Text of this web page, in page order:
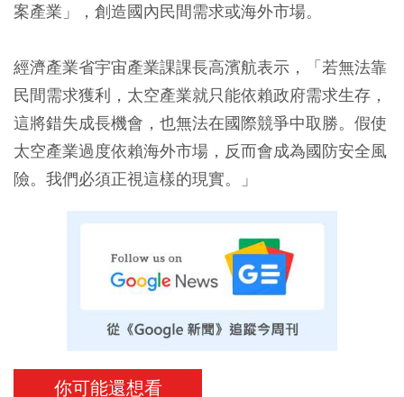
案產業」，創造國內民間需求或海外市場。
經濟產業省宇宙產業課課長高濱航表示，「若無法靠
民間需求獲利，太空產業就只能依賴政府需求生存，
這將錯失成長機會，也無法在國際競爭中取勝。假使
太空產業過度依賴海外市場，反而會成為國防安全風
險。我們必須正視這樣的現實。」
你可能還想看